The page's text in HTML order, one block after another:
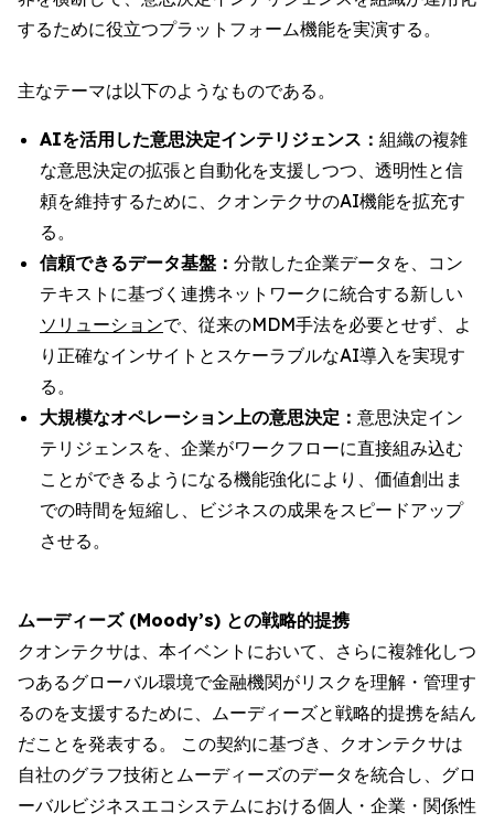
するために役立つプラットフォーム機能を実演する。
主なテーマは以下のようなものである。
AIを活用した意思決定インテリジェンス： 組織の複雑
な意思決定の拡張と自動化を支援しつつ、透明性と信
頼を維持するために、クオンテクサのAI機能を拡充す
る。
信頼できるデータ基盤： 分散した企業データを、コン
テキストに基づく連携ネットワークに統合する新しい
ソリューションで、従来のMDM手法を必要とせず、よ
り正確なインサイトとスケーラブルなAI導入を実現す
る。
大規模なオペレーション上の意思決定： 意思決定イン
テリジェンスを、企業がワークフローに直接組み込む
ことができるようになる機能強化により、価値創出ま
での時間を短縮し、ビジネスの成果をスピードアップ
させる。
ムーディーズ (Moody’s) との戦略的提携
クオンテクサは、本イベントにおいて、さらに複雑化しつ
つあるグローバル環境で金融機関がリスクを理解・管理す
るのを支援するために、ムーディーズと戦略的提携を結ん
だことを発表する。 この契約に基づき、クオンテクサは
自社のグラフ技術とムーディーズのデータを統合し、グロ
ーバルビジネスエコシステムにおける個人・企業・関係性